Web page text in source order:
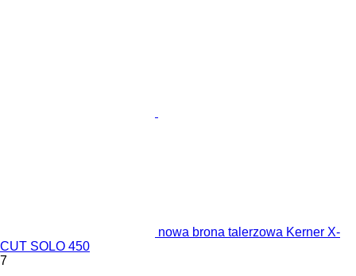
nowa brona talerzowa Kerner X-
CUT SOLO 450
7